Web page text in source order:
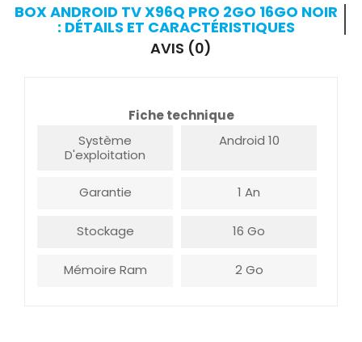
BOX ANDROID TV X96Q PRO 2GO 16GO NOIR
: DÉTAILS ET CARACTÉRISTIQUES
AVIS (0)
Fiche technique
Système
D'exploitation
Android 10
Garantie 1 An
Stockage 16 Go
Mémoire Ram 2 Go